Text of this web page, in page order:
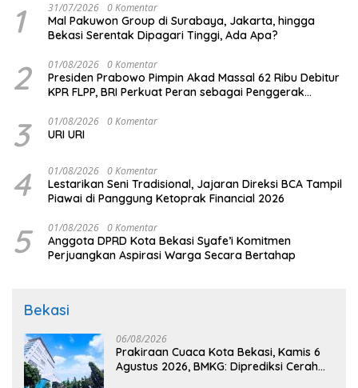
1 31/07/2026 0 Komentar
Mal Pakuwon Group di Surabaya, Jakarta, hingga
Bekasi Serentak Dipagari Tinggi, Ada Apa?
2 01/08/2026 0 Komentar
Presiden Prabowo Pimpin Akad Massal 62 Ribu Debitur
KPR FLPP, BRI Perkuat Peran sebagai Penggerak
3 01/08/2026 0 Komentar
URI URI
4 01/08/2026 0 Komentar
Lestarikan Seni Tradisional, Jajaran Direksi BCA Tampil
Piawai di Panggung Ketoprak Financial 2026
5 01/08/2026 0 Komentar
Anggota DPRD Kota Bekasi Syafe’i Komitmen
Perjuangkan Aspirasi Warga Secara Bertahap
Bekasi
06/08/2026
Prakiraan Cuaca Kota Bekasi, Kamis 6
Agustus 2026, BMKG: Diprediksi Cerah